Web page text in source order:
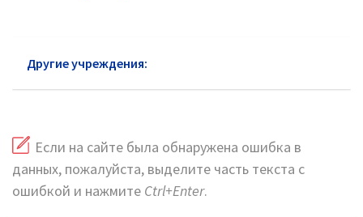
Другие учреждения:
Если на сайте была обнаружена ошибка в
данных, пожалуйста, выделите часть текста с
ошибкой и нажмите Ctrl+Enter.